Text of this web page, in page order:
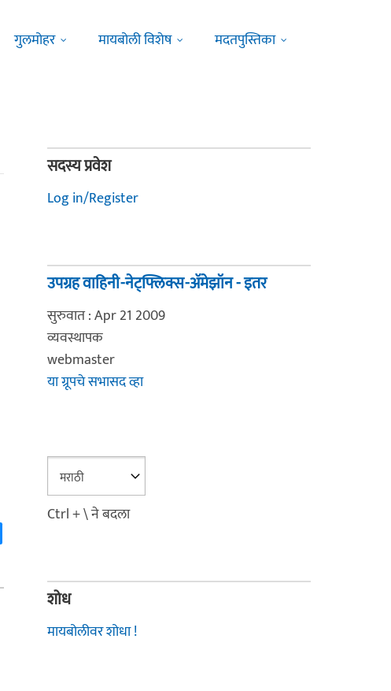
गुलमोहर मायबोली विशेष मदतपुस्तिका
सदस्य प्रवेश
Log in/Register
उपग्रह वाहिनी-नेट्फ्लिक्स-अ‍ॅमेझॉन - इतर
सुरुवात : Apr 21 2009
व्यवस्थापक
webmaster
या ग्रूपचे सभासद व्हा
Ctrl + \ ने बदला
शोध
मायबोलीवर शोधा !